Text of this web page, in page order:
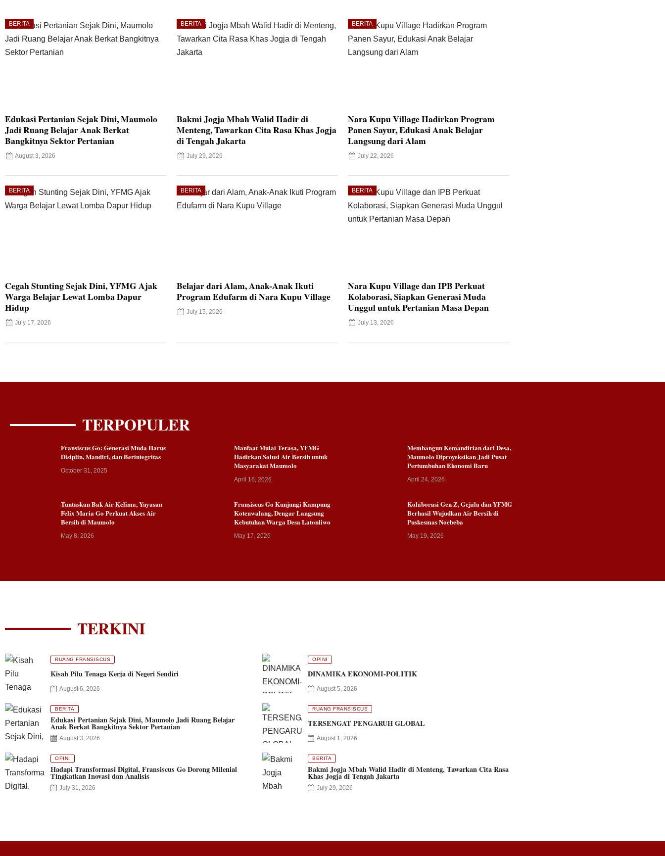
BERITA
Edukasi Pertanian Sejak Dini, Maumolo
Jadi Ruang Belajar Anak Berkat
Bangkitnya Sektor Pertanian
August 3, 2026
BERITA
Bakmi Jogja Mbah Walid Hadir di
Menteng, Tawarkan Cita Rasa Khas Jogja
di Tengah Jakarta
July 29, 2026
BERITA
Nara Kupu Village Hadirkan Program
Panen Sayur, Edukasi Anak Belajar
Langsung dari Alam
July 22, 2026
BERITA
Cegah Stunting Sejak Dini, YFMG Ajak
Warga Belajar Lewat Lomba Dapur
Hidup
July 17, 2026
BERITA
Belajar dari Alam, Anak-Anak Ikuti
Program Edufarm di Nara Kupu Village
July 15, 2026
BERITA
Nara Kupu Village dan IPB Perkuat
Kolaborasi, Siapkan Generasi Muda
Unggul untuk Pertanian Masa Depan
July 13, 2026
TERPOPULER
Fransiscus Go: Generasi Muda Harus
Disiplin, Mandiri, dan Berintegritas
October 31, 2025
Manfaat Mulai Terasa, YFMG
Hadirkan Solusi Air Bersih untuk
Masyarakat Maumolo
April 16, 2026
Membangun Kemandirian dari Desa,
Maumolo Diproyeksikan Jadi Pusat
Pertumbuhan Ekonomi Baru
April 24, 2026
Tuntaskan Bak Air Kelima, Yayasan
Felix Maria Go Perkuat Akses Air
Bersih di Maumolo
May 8, 2026
Fransiscus Go Kunjungi Kampung
Kotenwalang, Dengar Langsung
Kebutuhan Warga Desa Latonliwo
May 17, 2026
Kolaborasi Gen Z, Gejala dan YFMG
Berhasil Wujudkan Air Bersih di
Puskesmas Noebeba
May 19, 2026
TERKINI
RUANG FRANSISCUS
Kisah Pilu Tenaga Kerja di Negeri Sendiri
August 6, 2026
OPINI
DINAMIKA EKONOMI-POLITIK
August 5, 2026
BERITA
Edukasi Pertanian Sejak Dini, Maumolo Jadi Ruang Belajar
Anak Berkat Bangkitnya Sektor Pertanian
August 3, 2026
RUANG FRANSISCUS
TERSENGAT PENGARUH GLOBAL
August 1, 2026
OPINI
Hadapi Transformasi Digital, Fransiscus Go Dorong Milenial
Tingkatkan Inovasi dan Analisis
July 31, 2026
BERITA
Bakmi Jogja Mbah Walid Hadir di Menteng, Tawarkan Cita Rasa
Khas Jogja di Tengah Jakarta
July 29, 2026